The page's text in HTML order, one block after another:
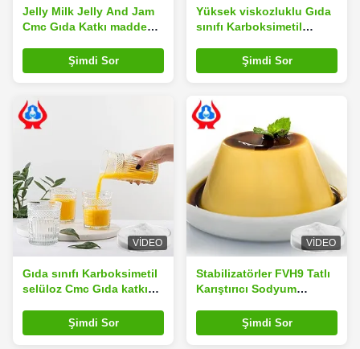
Jelly Milk Jelly And Jam
Cmc Gıda Katkı maddesi
Şimdi Sor
Yüksek viskozluklu Gıda
sınıfı Karboksimetil
Şimdi Sor
VIDEO
Gıda sınıfı Karboksimetil
selüloz Cmc Gıda katkı
Şimdi Sor
VIDEO
Stabilizatörler FVH9 Tatlı
Karıştırıcı Sodyum
Cmc Gıda katkı maddesi
Şimdi Sor